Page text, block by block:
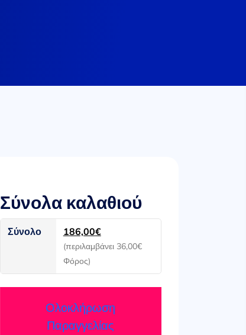
Σύνολα καλαθιού
Σύνολο 186,00€
(περιλαμβάνει 36,00€
Φόρος)
Ολοκλήρωση
Παραγγελίας